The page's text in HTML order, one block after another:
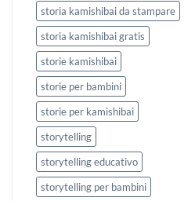
storia kamishibai da stampare
storia kamishibai gratis
storie kamishibai
storie per bambini
storie per kamishibai
storytelling
storytelling educativo
storytelling per bambini